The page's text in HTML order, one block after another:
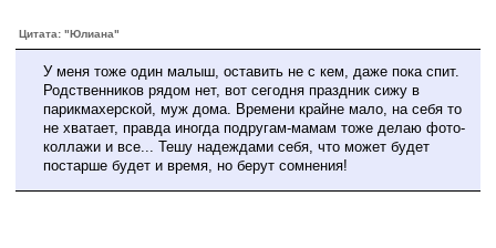
Репутация:
Цитата: "Юлиана"
У меня тоже один малыш, оставить не с кем, даже пока спит.
Родственников рядом нет, вот сегодня праздник сижу в
парикмахерской, муж дома. Времени крайне мало, на себя то
не хватает, правда иногда подругам-мамам тоже делаю фото-
коллажи и все... Тешу надеждами себя, что может будет
постарше будет и время, но берут сомнения!